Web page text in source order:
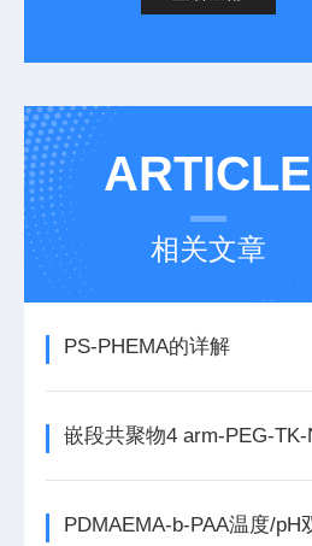
ARTICLE
相关文章
PS-PHEMA的详解